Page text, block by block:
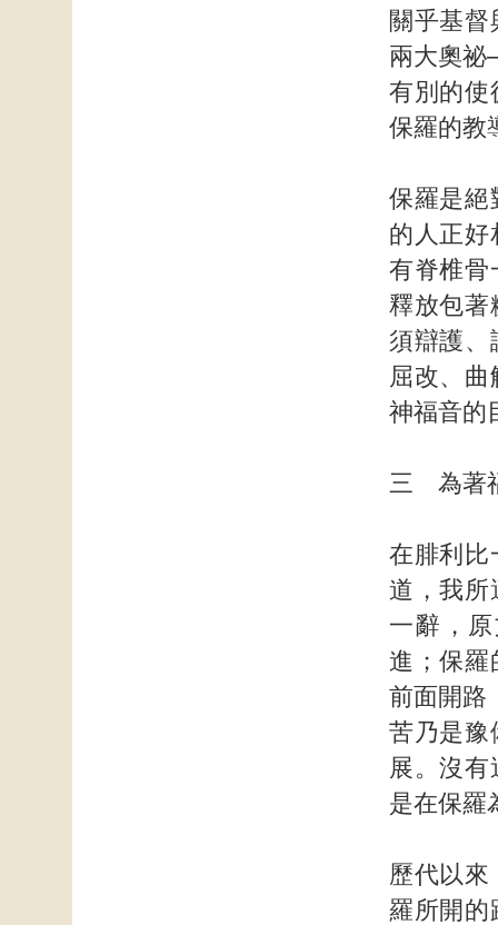
關乎基
兩大奧祕
有別的使
保羅的教
保羅是絕
的人正好
有脊椎骨
釋放包著
須辯護、
屈改、
神福音的
三 為著
在腓利比
道，我所
一辭，
進；保羅
前面開路
苦乃是豫
展。沒
是在保羅
歷代以
羅所開的